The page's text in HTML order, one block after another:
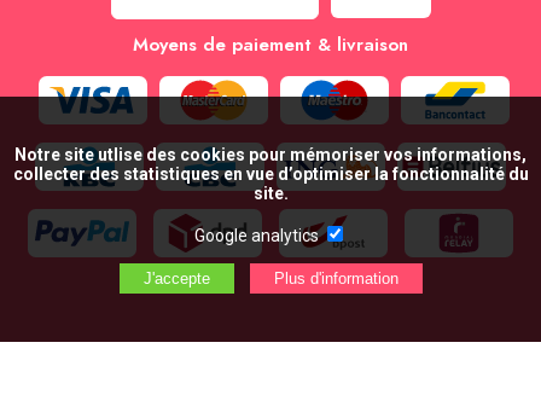
Moyens de paiement & livraison
Notre site utlise des cookies pour mémoriser vos informations,
collecter des statistiques en vue d’optimiser la fonctionnalité du
site.
Google analytics